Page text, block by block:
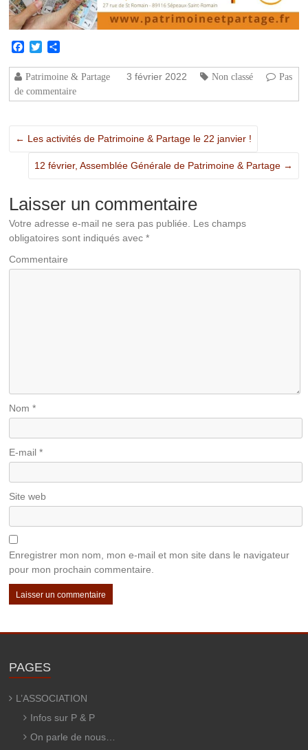
Facebook
Twitter
Patrimoine & Partage 3 février 2022 Non classé
Pas
de commentaire
← Les activités de Patrimoine & Partage le 22 janvier !
12 février, Assemblée Générale de Patrimoine & Partage →
Laisser un commentaire
Votre adresse e-mail ne sera pas publiée. Les champs
obligatoires sont indiqués avec*
Commentaire
Nom*
E-mail*
Site web
Enregistrer mon nom, mon e-mail et mon site dans le navigateur
pour mon prochain commentaire.
PAGES
L’ASSOCIATION
Infos sur P & P
On parle de nous…